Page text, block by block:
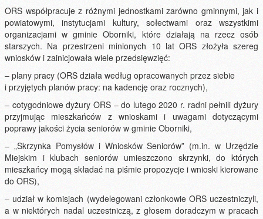
ORS współpracuje z różnymi jednostkami zarówno gminnymi, jak i
powiatowymi, instytucjami kultury, sołectwami oraz wszystkimi
organizacjami w gminie Oborniki, które działają na rzecz osób
starszych. Na przestrzeni minionych 10 lat ORS złożyła szereg
wniosków i zainicjowała wiele przedsięwzięć:
– plany pracy (ORS działa według opracowanych przez siebie
i przyjętych planów pracy: na kadencję oraz rocznych),
– cotygodniowe dyżury ORS – do lutego 2020 r. radni pełnili dyżury
przyjmując mieszkańców z wnioskami i uwagami dotyczącymi
poprawy jakości życia seniorów w gminie Oborniki,
– „Skrzynka Pomysłów i Wniosków Seniorów” (m.in. w Urzędzie
Miejskim i klubach seniorów umieszczono skrzynki, do których
mieszkańcy mogą składać na piśmie propozycje i wnioski kierowane
do ORS),
– udział w komisjach (wydelegowani członkowie ORS uczestniczyli,
a w niektórych nadal uczestniczą, z głosem doradczym w pracach